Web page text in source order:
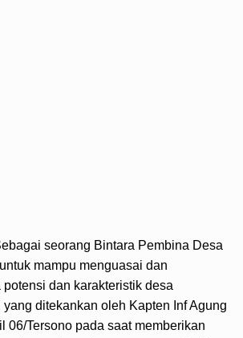
seorang Bintara Pembina Desa
mampu menguasai dan
dan karakteristik desa
ditekankan oleh Kapten Inf Agung
06/Tersono pada saat memberikan